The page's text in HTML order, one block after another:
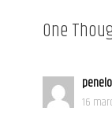
One
16